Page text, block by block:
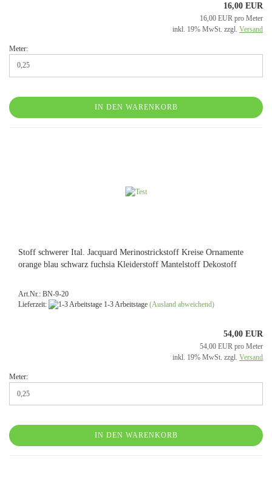
16,00 EUR
16,00 EUR pro Meter
inkl. 19% MwSt. zzgl. Versand
Meter:
IN DEN WARENKORB
Stoff schwerer Ital. Jacquard Merinostrickstoff Kreise Ornamente
orange blau schwarz fuchsia Kleiderstoff Mantelstoff Dekostoff
Art.Nr.: BN-9-20
Lieferzeit:
1-3 Arbeitstage (Ausland abweichend)
54,00 EUR
54,00 EUR pro Meter
inkl. 19% MwSt. zzgl. Versand
Meter:
IN DEN WARENKORB